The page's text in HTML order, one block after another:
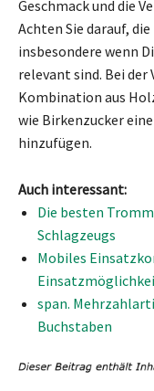
Geschmack und die
Achten Sie darauf,
insbesondere wenn
relevant sind. Bei der
Kombination aus
wie Birkenzucker
hinzufügen.
Auch interessant:
Die besten
Schlagzeugs
Mobiles
span.
Buchstaben